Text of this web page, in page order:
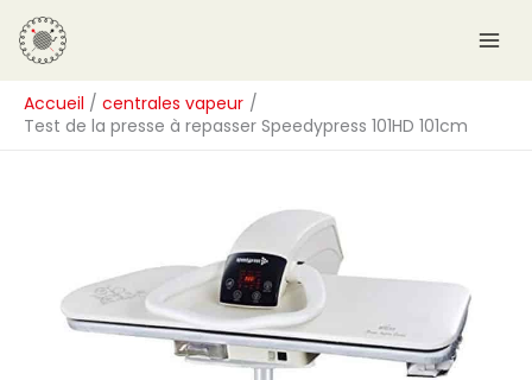
Aller
au
contenu
Accueil
centrales vapeur
Test de la presse à repasser Speedypress 101HD 101cm
R
e
c
h